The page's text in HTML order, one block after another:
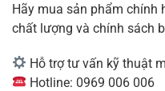
Hãy mua sản phẩm chính
chất lượng và chính sách
Hỗ trợ tư vấn kỹ thuật
Hotline: 0969 006 006